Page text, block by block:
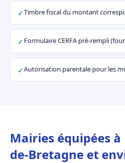
✓Timbre fiscal du montant
✓ Formulaire CERFA pré-rempli
✓Autorisation parentale pour les
Mairies équipées à
de-Bretagne et